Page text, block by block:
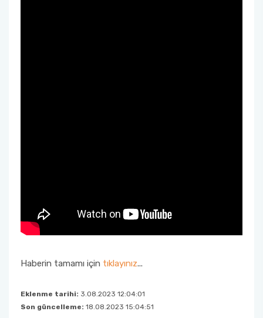
Haberin tamamı için tıklayınız...
Eklenme tarihi: 3.08.2023 12:04:01
Son güncelleme: 18.08.2023 15:04:51